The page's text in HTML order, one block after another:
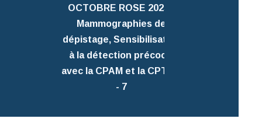
OCTOBRE ROSE 2025 -
Mammographies de
dépistage, Sensibilisation
à la détection précoce,
avec la CPAM et la CPTS 6